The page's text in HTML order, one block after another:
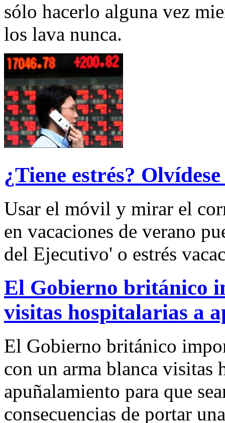
sólo hacerlo alguna vez
los lava nunca.
¿Tiene estrés?
Usar el móvil y mirar el
en vacaciones de verano
del Ejecutivo' o estrés
El Gobierno británico
visitas hospitalarias a
El Gobierno británico
con un arma blanca visitas
apuñalamiento para que
consecuencias de portar